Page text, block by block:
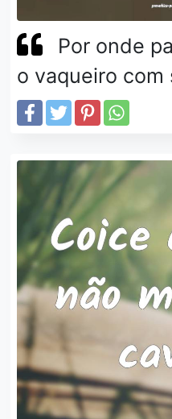
Por onde
o vaqueiro com